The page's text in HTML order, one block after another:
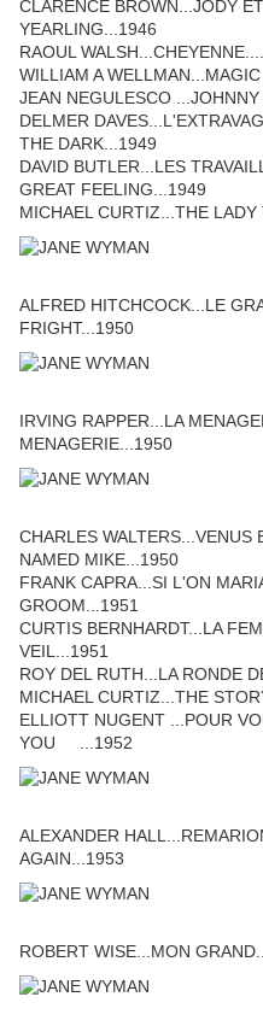
CLARENCE BROWN...JODY
YEARLING...1946
RAOUL
WILLIAM A
JEAN NEGULESCO
DELMER
THE DARK...1949
DAVID BUTLER...LES
GREAT FEELING...1949
MICHAEL CURTIZ...THE
ALFRED HITCHCOCK...LE
FRIGHT...1950
IRVING RAPPER...LA
MENAGERIE...1950
CHARLES
NAMED MIKE...1950
FRANK CAPRA...SI L'ON
GROOM...1951
CURTIS BERNHARDT...LA
VEIL...1951
ROY DEL RUTH...LA RONDE
MICHAEL CURTIZ...THE
ELLIOTT NUGENT ...POUR
YOU ...1952
ALEXANDER
AGAIN...1953
ROBERT WISE...MON